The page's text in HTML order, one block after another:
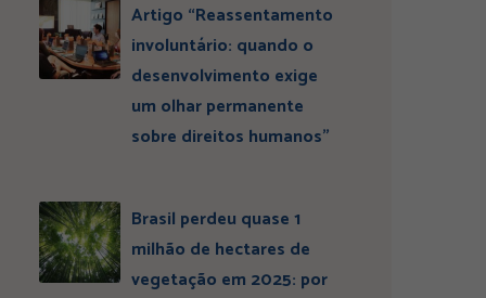
Artigo “Reassentamento
involuntário: quando o
desenvolvimento exige
um olhar permanente
sobre direitos humanos”
Brasil perdeu quase 1
milhão de hectares de
vegetação em 2025: por